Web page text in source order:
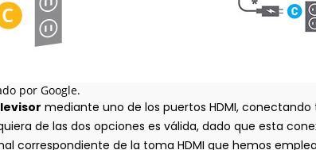
por Google.
mediante uno de los puertos HDMI,
de las dos opciones es válida, dado que esta
correspondiente de la toma HDMI que hemos